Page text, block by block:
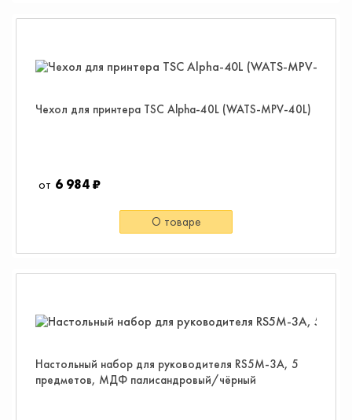
Чехол для принтера TSC Alpha-40L (WATS-MPV-40L)
6 984 ₽
О товаре
Настольный набор для руководителя RS5M-3A, 5
предметов, МДФ палисандровый/чёрный